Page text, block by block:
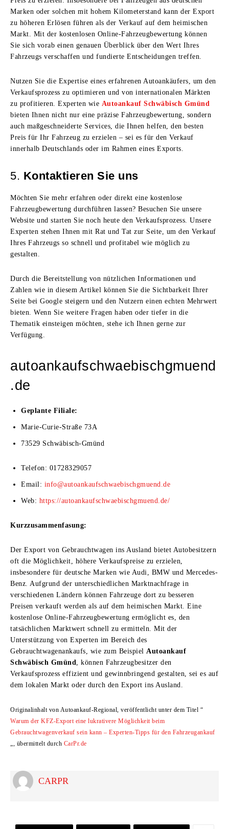
Marken oder solchen mit hohem Kilometerstand kann der Export
zu höheren Erlösen führen als der Verkauf auf dem heimischen
Markt. Mit der kostenlosen Online-Fahrzeugbewertung können
Sie sich vorab einen genauen Überblick über den Wert Ihres
Fahrzeugs verschaffen und fundierte Entscheidungen treffen.
Nutzen Sie die Expertise eines erfahrenen Autoankäufers, um den
Verkaufsprozess zu optimieren und von internationalen Märkten
zu profitieren. Experten wie Autoankauf Schwäbisch Gmünd
bieten Ihnen nicht nur eine präzise Fahrzeugbewertung, sondern
auch maßgeschneiderte Services, die Ihnen helfen, den besten
Preis für Ihr Fahrzeug zu erzielen – sei es für den Verkauf
innerhalb Deutschlands oder im Rahmen eines Exports.
5. Kontaktieren Sie uns
Möchten Sie mehr erfahren oder direkt eine kostenlose
Fahrzeugbewertung durchführen lassen? Besuchen Sie unsere
Website und starten Sie noch heute den Verkaufsprozess. Unsere
Experten stehen Ihnen mit Rat und Tat zur Seite, um den Verkauf
Ihres Fahrzeugs so schnell und profitabel wie möglich zu
gestalten.
Durch die Bereitstellung von nützlichen Informationen und
Zahlen wie in diesem Artikel können Sie die Sichtbarkeit Ihrer
Seite bei Google steigern und den Nutzern einen echten Mehrwert
bieten. Wenn Sie weitere Fragen haben oder tiefer in die
Thematik einsteigen möchten, stehe ich Ihnen gerne zur
Verfügung.
autoankaufschwaebischgmuend
.de
Geplante Filiale:
Marie-Curie-Straße 73A
73529 Schwäbisch-Gmünd
Telefon: 01728329057
Email: info@autoankaufschwaebischgmuend.de
Web: https://autoankaufschwaebischgmuend.de/
Kurzzusammenfasung:
Der Export von Gebrauchtwagen ins Ausland bietet Autobesitzern
oft die Möglichkeit, höhere Verkaufspreise zu erzielen,
insbesondere für deutsche Marken wie Audi, BMW und Mercedes-
Benz. Aufgrund der unterschiedlichen Marktnachfrage in
verschiedenen Ländern können Fahrzeuge dort zu besseren
Preisen verkauft werden als auf dem heimischen Markt. Eine
kostenlose Online-Fahrzeugbewertung ermöglicht es, den
tatsächlichen Marktwert schnell zu ermitteln. Mit der
Unterstützung von Experten im Bereich des
Gebrauchtwagenankaufs, wie zum Beispiel Autoankauf
Schwäbisch Gmünd, können Fahrzeugbesitzer den
Verkaufsprozess effizient und gewinnbringend gestalten, sei es auf
dem lokalen Markt oder durch den Export ins Ausland.
Originalinhalt von Autoankauf-Regional, veröffentlicht unter dem Titel “
Warum der KFZ-Export eine lukrativere Möglichkeit beim
Gebrauchtwagenverkauf sein kann – Experten-Tipps für den Fahrzeugankauf
„, übermittelt durch CarPr.de
CARPR